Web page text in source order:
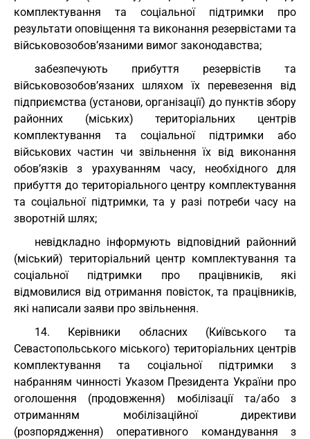
комплектування та соціальної підтримки про
результати оповіщення та виконання резервістами та
військовозобов’язаними вимог законодавства;
забезпечують прибуття резервістів та
військовозобов’язаних шляхом їх перевезення від
підприємства (установи, організації) до пунктів збору
районних (міських) територіальних центрів
комплектування та соціальної підтримки або
військових частин чи звільнення їх від виконання
обов’язків з урахуванням часу, необхідного для
прибуття до територіального центру комплектування
та соціальної підтримки, та у разі потреби часу на
зворотній шлях;
невідкладно інформують відповідний районний
(міський) територіальний центр комплектування та
соціальної підтримки про працівників, які
відмовилися від отримання повісток, та працівників,
які написали заяви про звільнення.
14. Керівники обласних (Київського та
Севастопольського міського) територіальних центрів
комплектування та соціальної підтримки з
набранням чинності Указом Президента України про
оголошення (продовження) мобілізації та/або з
отриманням мобілізаційної директиви
(розпорядження) оперативного командування з